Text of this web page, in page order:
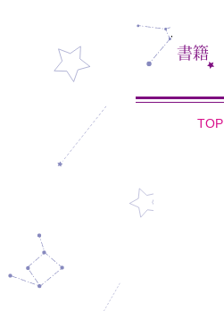
書籍
TOP